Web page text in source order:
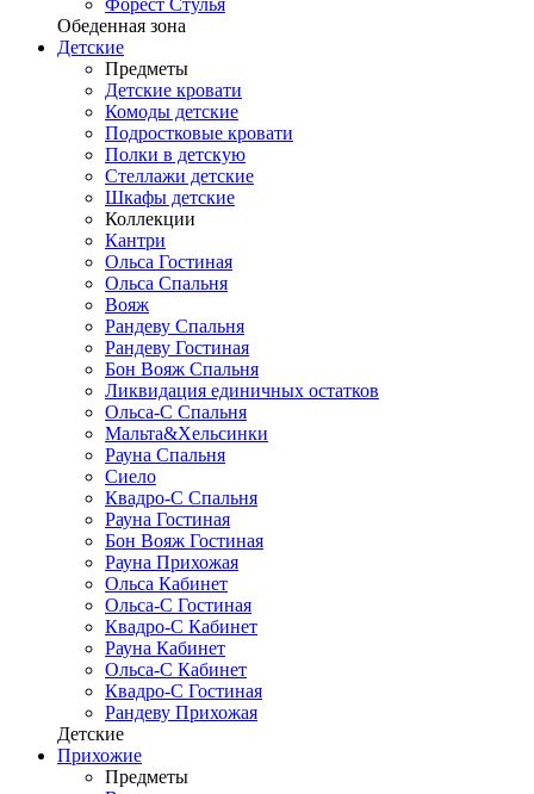
Форест Стулья
Обеденная зона
Детские
Предметы
Детские кровати
Комоды детские
Подростковые кровати
Полки в детскую
Стеллажи детские
Шкафы детские
Коллекции
Кантри
Ольса Гостиная
Ольса Спальня
Вояж
Рандеву Спальня
Рандеву Гостиная
Бон Вояж Спальня
Ликвидация единичных остатков
Ольса-С Спальня
Мальта&Хельсинки
Рауна Спальня
Сиело
Квадро-С Спальня
Рауна Гостиная
Бон Вояж Гостиная
Рауна Прихожая
Ольса Кабинет
Ольса-С Гостиная
Квадро-С Кабинет
Рауна Кабинет
Ольса-С Кабинет
Квадро-С Гостиная
Рандеву Прихожая
Детские
Прихожие
Предметы